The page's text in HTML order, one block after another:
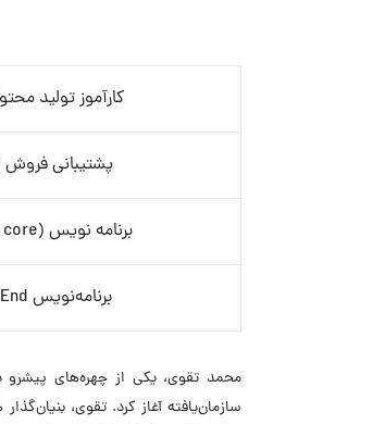
کارآموز تولید
پشتیبانی فروش
برنامه نویس Back-End(.NET core)
برنامه‌نویس React Front-End
سازمان‌یافته آغاز کرد. تقوی،